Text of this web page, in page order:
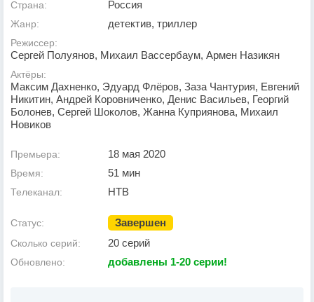
Страна: Россия
Жанр: детектив, триллер
Режиссер:
Сергей Полуянов, Михаил Вассербаум, Армен Назикян
Актёры:
Максим Дахненко, Эдуард Флёров, Заза Чантурия, Евгений
Никитин, Андрей Коровниченко, Денис Васильев, Георгий
Болонев, Сергей Шоколов, Жанна Куприянова, Михаил
Новиков
Премьера: 18 мая 2020
Время: 51 мин
Телеканал: НТВ
Статус: Завершен
Сколько серий: 20 серий
Обновлено: добавлены 1-20 серии!